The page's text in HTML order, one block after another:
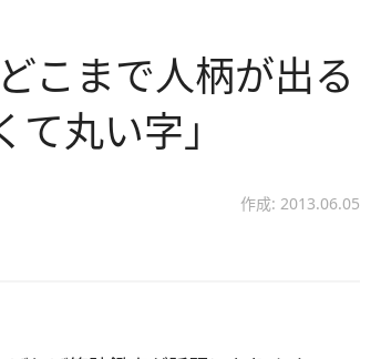
こまで人柄が出る
丸い字」
作成: 2013.06.05